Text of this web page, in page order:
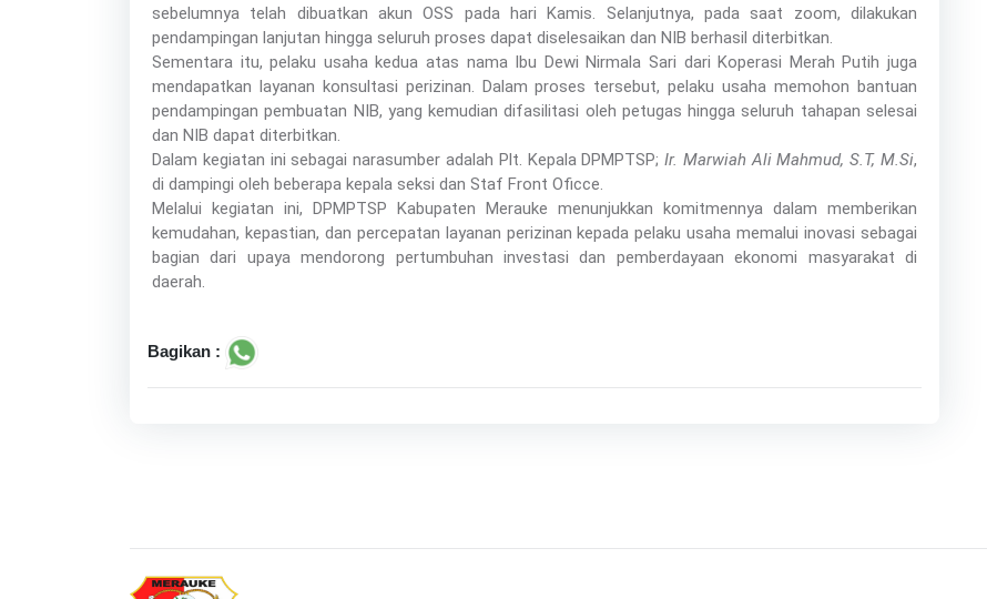
sebelumnya telah dibuatkan akun OSS pada hari Kamis. Selanjutnya, pada saat zoom, dilakukan
pendampingan lanjutan hingga seluruh proses dapat diselesaikan dan NIB berhasil diterbitkan.
Sementara itu, pelaku usaha kedua atas nama Ibu Dewi Nirmala Sari dari Koperasi Merah Putih juga
mendapatkan layanan konsultasi perizinan. Dalam proses tersebut, pelaku usaha memohon bantuan
pendampingan pembuatan NIB, yang kemudian difasilitasi oleh petugas hingga seluruh tahapan selesai
dan NIB dapat diterbitkan.
Dalam kegiatan ini sebagai narasumber adalah Plt. Kepala DPMPTSP; Ir. Marwiah Ali Mahmud, S.T, M.Si,
di dampingi oleh beberapa kepala seksi dan Staf Front Oficce.
Melalui kegiatan ini, DPMPTSP Kabupaten Merauke menunjukkan komitmennya dalam memberikan
kemudahan, kepastian, dan percepatan layanan perizinan kepada pelaku usaha memalui inovasi sebagai
bagian dari upaya mendorong pertumbuhan investasi dan pemberdayaan ekonomi masyarakat di
daerah.
Bagikan :